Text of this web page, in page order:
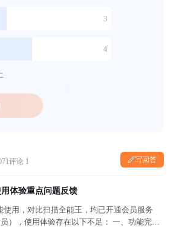
3
4
评论 1 写回答
体验重点问题反馈
使用，对比扫描全能王，均已开通会员服务
员），使用体验存在以下不足： 一、功能完善